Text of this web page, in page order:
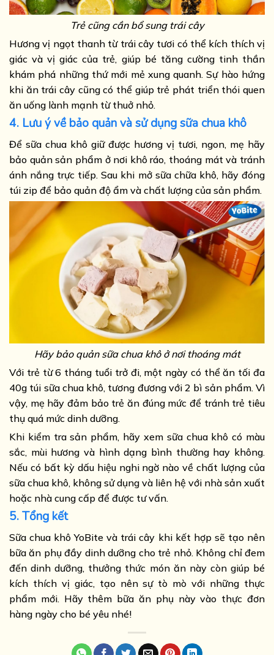
Trẻ cũng cần bổ sung trái cây
Hương vị ngọt thanh từ trái cây tươi có thể kích thích vị
giác và vị giác của trẻ, giúp bé tăng cường tinh thần
khám phá những thứ mới mẻ xung quanh. Sự hào hứng
khi ăn trái cây cũng có thể giúp trẻ phát triển thói quen
ăn uống lành mạnh từ thuở nhỏ.
4. Lưu ý về bảo quản và sử dụng sữa chua khô
Để sữa chua khô giữ được hương vị tươi, ngon, mẹ hãy
bảo quản sản phẩm ở nơi khô ráo, thoáng mát và tránh
ánh nắng trực tiếp. Sau khi mở sữa chữa khô, hãy đóng
túi zip để bảo quản độ ẩm và chất lượng của sản phẩm.
Hãy bảo quản sữa chua khô ở nơi thoáng mát
Với trẻ từ 6 tháng tuổi trở đi, một ngày có thể ăn tối đa
40g túi sữa chua khô, tương đương với 2 bì sản phẩm. Vì
vậy, mẹ hãy đảm bảo trẻ ăn đúng mức để tránh trẻ tiêu
thụ quá mức dinh dưỡng.
Khi kiểm tra sản phẩm, hãy xem sữa chua khô có màu
sắc, mùi hương và hình dạng bình thường hay không.
Nếu có bất kỳ dấu hiệu nghi ngờ nào về chất lượng của
sữa chua khô, không sử dụng và liên hệ với nhà sản xuất
hoặc nhà cung cấp để được tư vấn.
5. Tổng kết
Sữa chua khô YoBite và trái cây khi kết hợp sẽ tạo nên
bữa ăn phụ đầy dinh dưỡng cho trẻ nhỏ. Không chỉ đem
đến dinh dưỡng, thưởng thức món ăn này còn giúp bé
kích thích vị giác, tạo nên sự tò mò với những thực
phẩm mới. Hãy thêm bữa ăn phụ này vào thực đơn
hàng ngày cho bé yêu nhé!